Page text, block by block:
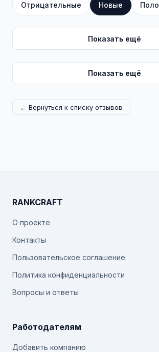
Отрицательные Новые
Показать ещё
Показать ещё
← Вернуться к списку отзывов
RANKCRAFT
О проекте
Контакты
Пользовательское соглашение
Политика конфиденциальности
Вопросы и ответы
Работодателям
Добавить компанию